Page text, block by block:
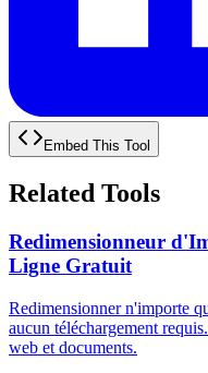
Embed This Tool
Related Tools
Redimensionneur
Ligne Gratuit
Redimensionner n'importe
aucun téléchargement
web et documents.